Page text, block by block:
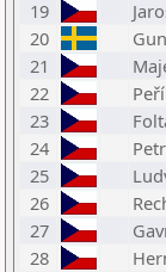
19
20
21
22
23
24
25
26
27
28